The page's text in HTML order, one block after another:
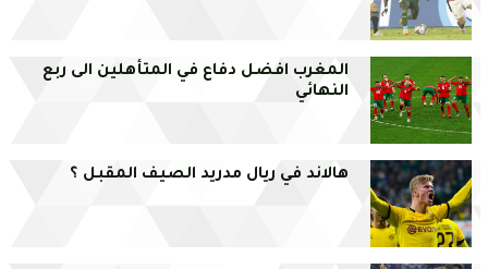
المغرب افضل دفاع في المتأهلين الى ربع
النهائي
هالاند في ريال مدريد الصيف المقبل ؟